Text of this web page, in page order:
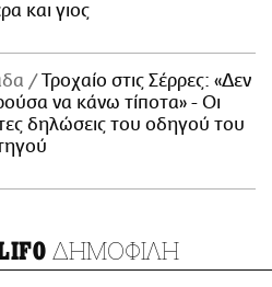
και γιος
Τροχαίο στις Σέρρες: «Δεν
να κάνω τίποτα» - Οι
δηλώσεις του οδηγού του
ΔΗΜΟΦΙΛΗ